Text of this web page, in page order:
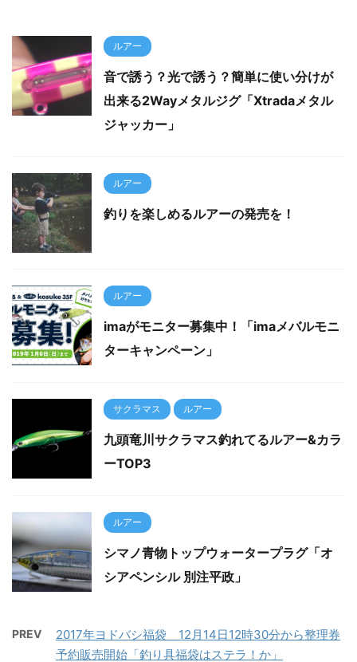
ルアー
音で誘う？光で誘う？簡単に使い分けが
出来る2Wayメタルジグ「Xtradaメタル
ジャッカー」
ルアー
釣りを楽しめるルアーの発売を！
ルアー
imaがモニター募集中！「imaメバルモニ
ターキャンペーン」
サクラマス ルアー
九頭竜川サクラマス釣れてるルアー&カラ
ーTOP3
ルアー
シマノ青物トップウォータープラグ「オ
シアペンシル 別注平政」
PREV
2017年ヨドバシ福袋 12月14日12時30分から整理券
予約販売開始「釣り具福袋はステラ！か」